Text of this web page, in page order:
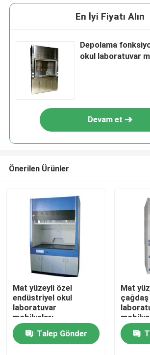
Ana sayfa
En İyi Fiyatı Alın
Depolama
okul laboratuvar
Devam et
Önerilen Ürünler
Mat yüzeyli özel
endüstriyel okul
laboratuvar
mobilyaları
Talep Gönder
Mat